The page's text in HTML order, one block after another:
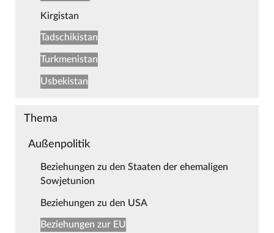
Kirgistan
Tadschikistan
Turkmenistan
Usbekistan
Thema
Außenpolitik
Beziehungen zu den Staaten der ehemaligen
Sowjetunion
Beziehungen zu den USA
Beziehungen zur EU